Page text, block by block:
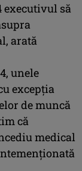
executivul să
arată
unele
excepţia
de muncă
că
medical